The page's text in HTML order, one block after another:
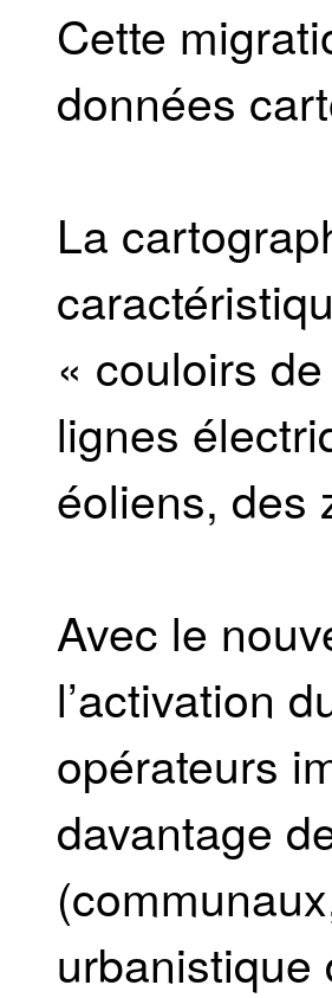
Cette
données
La
« couloirs
lignes
éoliens, des
Avec le
l’activation
opérateurs
davantage
urbanistique